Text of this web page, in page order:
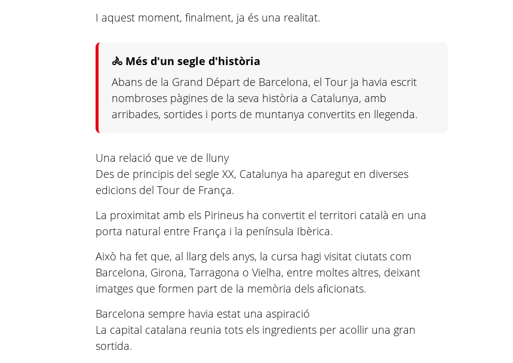
I aquest moment, finalment, ja és una realitat.
🚴 Més d'un segle d'història
Abans de la Grand Départ de Barcelona, el Tour ja havia escrit
nombroses pàgines de la seva història a Catalunya, amb
arribades, sortides i ports de muntanya convertits en llegenda.
Una relació que ve de lluny
Des de principis del segle XX, Catalunya ha aparegut en diverses
edicions del Tour de França.
La proximitat amb els Pirineus ha convertit el territori català en una
porta natural entre França i la península Ibèrica.
Això ha fet que, al llarg dels anys, la cursa hagi visitat ciutats com
Barcelona, Girona, Tarragona o Vielha, entre moltes altres, deixant
imatges que formen part de la memòria dels aficionats.
Barcelona sempre havia estat una aspiració
La capital catalana reunia tots els ingredients per acollir una gran
sortida.